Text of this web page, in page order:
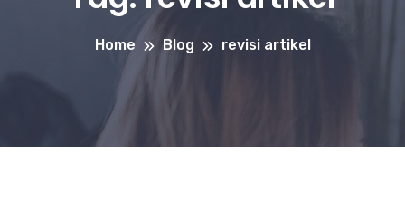
Home Blog revisi artikel